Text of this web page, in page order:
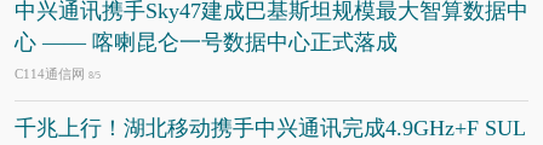
中兴通讯携手Sky47建成巴基斯坦规模最大智算数据中
心 —— 喀喇昆仑一号数据中心正式落成
C114通信网 8/5
千兆上行！湖北移动携手中兴通讯完成4.9GHz+F SUL